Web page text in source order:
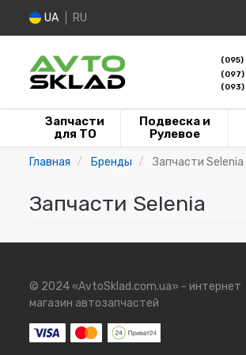
UA RU
(095)
(097)
(093)
Запчасти
для ТО
Подвеска и
Рулевое
Главная Бренды Запчасти Selenia
Запчасти Selenia
© 2024 «AvtoSklad.com.ua» - интернет
магазин автозапчастей